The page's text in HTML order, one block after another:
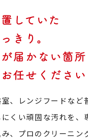
、レンジフードなど
くい頑固な汚れを、
、プロのクリーニン